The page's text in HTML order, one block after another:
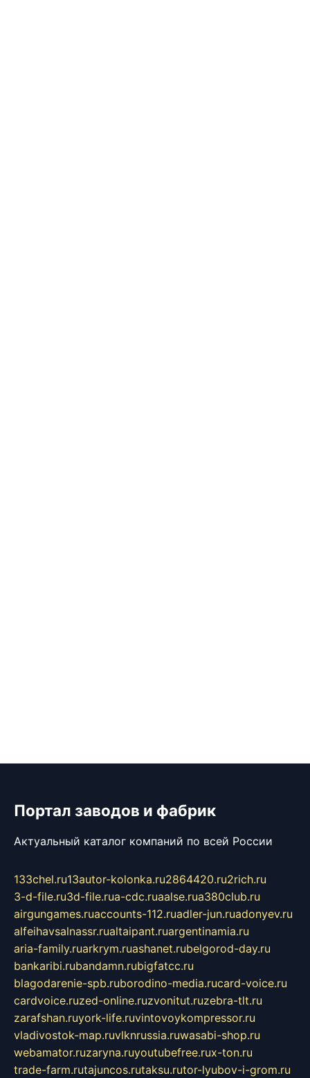
Портал заводов и фабрик
Актуальный каталог компаний по всей России
133chel.ru13autor-kolonka.ru2864420.ru2rich.ru
3-d-file.ru3d-file.rua-cdc.ruaalse.rua380club.ru
airgungames.ruaccounts-112.ruadler-jun.ruadonyev.ru
alfeihavsalnassr.rualtaipant.ruargentinamia.ru
aria-family.ruarkrym.ruashanet.rubelgorod-day.ru
bankaribi.rubandamn.rubigfatcc.ru
blagodarenie-spb.ruborodino-media.rucard-voice.ru
cardvoice.ruzed-online.ruzvonitut.ruzebra-tlt.ru
zarafshan.ruyork-life.ruvintovoykompressor.ru
vladivostok-map.ruvlknrussia.ruwasabi-shop.ru
webamator.ruzaryna.ruyoutubefree.rux-ton.ru
trade-farm.rutajuncos.rutaksu.rutor-lyubov-i-grom.ru